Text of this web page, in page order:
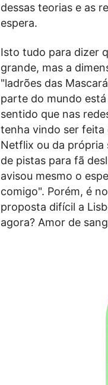
dessas teorias e as
espera.
Isto tudo para dizer
grande, mas a
"ladrões das
parte do mundo
sentido que nas
tenha vindo ser feita
Netflix ou da própria
de pistas para fã
avisou mesmo o
comigo". Porém, é
proposta difícil a
agora? Amor de